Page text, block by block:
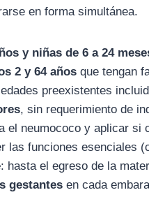
en forma simultánea.
y niñas de 6 a 24
2 y 64 años que tengan
preexistentes
, sin requerimiento de
el neumococo y aplicar si
las funciones esenciales
: hasta el egreso de la
gestantes en cada